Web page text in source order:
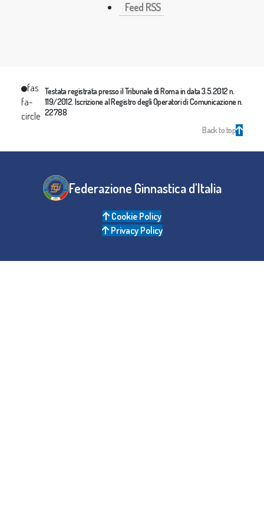
Feed RSS
fas
fa-
circle
Testata registrata presso il Tribunale di Roma in data 3.5.2012 n.
119/2012. Iscrizione al Registro degli Operatori di Comunicazione n.
22788
Back to top
Federazione Ginnastica d'Italia
Cookie Policy
Privacy Policy